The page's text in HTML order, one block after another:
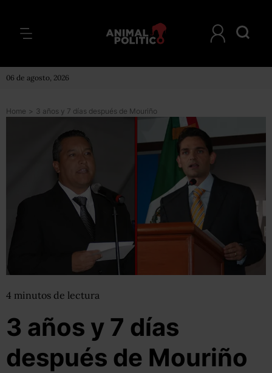
06 de agosto, 2026
Home > 3 años y 7 días después de Mouriño
4 minutos de lectura
3 años y 7 días
después de Mouriño